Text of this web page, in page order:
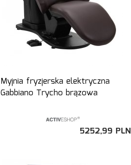
Myjnia fryzjerska elektryczna
Gabbiano Trycho brązowa
5252,99 PLN